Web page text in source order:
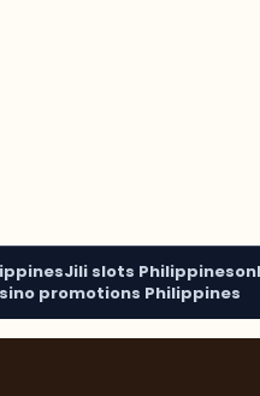
Jili slots Philippines
promotions Philippines